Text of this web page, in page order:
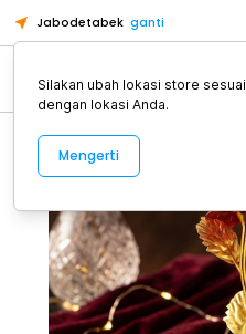
Jabodetabek ganti
Alat Kopi
Silakan ubah lokasi store sesuai
dengan lokasi Anda.
Mengerti